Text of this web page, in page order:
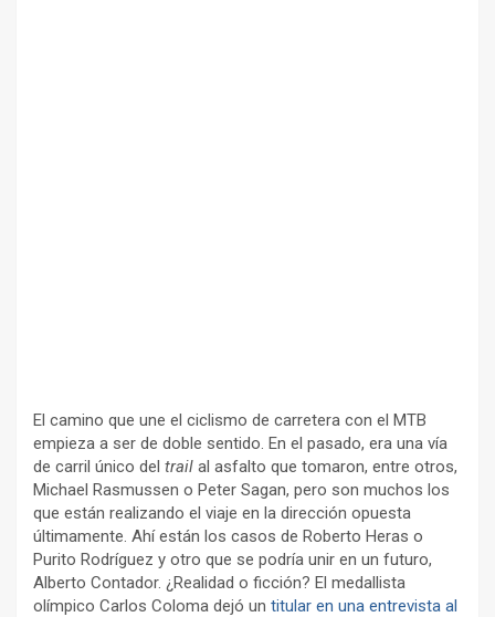
El camino que une el ciclismo de carretera con el MTB
empieza a ser de doble sentido. En el pasado, era una vía
de carril único del trail al asfalto que tomaron, entre otros,
Michael Rasmussen o Peter Sagan, pero son muchos los
que están realizando el viaje en la dirección opuesta
últimamente. Ahí están los casos de Roberto Heras o
Purito Rodríguez y otro que se podría unir en un futuro,
Alberto Contador. ¿Realidad o ficción? El medallista
olímpico Carlos Coloma dejó un titular en una entrevista al